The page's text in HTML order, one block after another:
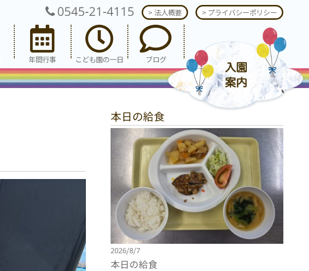
0545-21-4115 > 法人概要 > プライバシーポリシー
年間行事 こども園の一日 ブログ
本日の給食
2026/8/7
本日の給食